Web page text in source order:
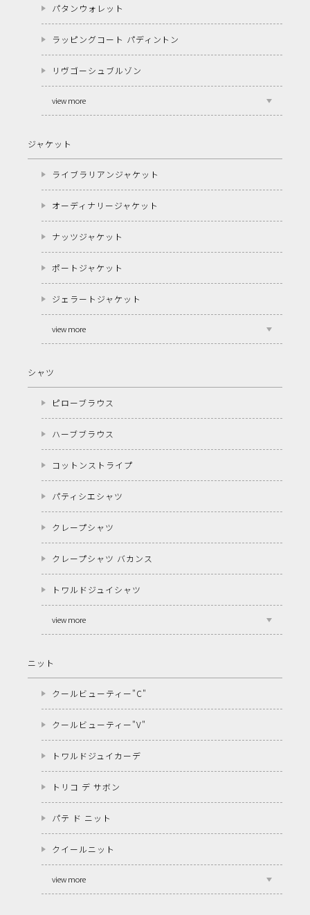
パタンウォレット
ラッピングコート パディントン
リヴゴーシュブルゾン
view more
ジャケット
ライブラリアンジャケット
オーディナリージャケット
ナッツジャケット
ポートジャケット
ジェラートジャケット
view more
シャツ
ピローブラウス
ハーブブラウス
コットンストライプ
パティシエシャツ
クレープシャツ
クレープシャツ バカンス
トワルドジュイシャツ
view more
ニット
クールビューティー"C"
クールビューティー"V"
トワルドジュイカーデ
トリコ デ サボン
パテ ド ニット
クイールニット
view more